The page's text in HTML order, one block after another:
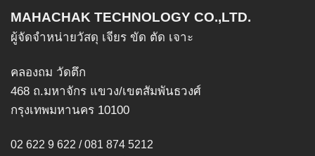
options
be
on
the
product
MAHACHAK TECHNOLOGY CO.,LTD.
ผู้จัดจำหน่ายวัสดุ เจียร ขัด ตัด เจาะ
คลองถม วัดตึก
468 ถ.มหาจักร แขวง/เขตสัมพันธวงศ์
กรุงเทพมหานคร 10100
02 622 9 622 / 081 874 5212